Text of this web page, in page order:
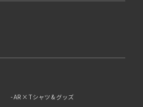
AR × Tシャツ & グッズ